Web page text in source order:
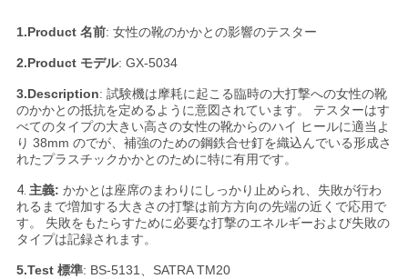
な
さ
い
ニ
ュ
ー
1.Product 名前: 女性の靴のかかとの影響のテスター
2.Product モデル: GX-5034
3.Description: 試験機は摩耗に起こる臨時の大打撃への女性の靴
のかかとの抵抗を定めるように意図されています。 テスターはす
べてのタイプの大きい高さの女性の靴からのハイ ヒールに適当よ
り 38mm のでが、補強のための鋼鉄合せ釘を織込んでいる形成さ
れたプラスチックかかとのために特に有用です。
4. 主義: かかとは座席のまわりにしっかり止められ、失敗が行わ
れるまで増加する大きさの打撃は前方方向の先端の近くで応用で
す。 失敗をもたらすために必要な打撃のエネルギーおよび失敗の
タイプは記録されます。
5.Test 標準: BS-5131、SATRA TM20